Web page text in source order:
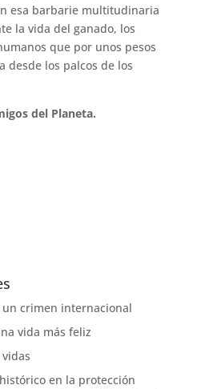
esa barbarie multitudinaria
la vida del ganado, los
que por unos pesos
desde los palcos de los
del Planeta.
un crimen internacional
vida más feliz
en la protección